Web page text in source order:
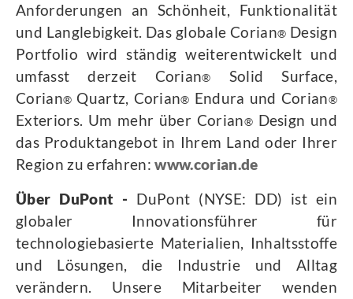
Anforderungen an Schönheit, Funktionalität
und Langlebigkeit. Das globale Corian® Design
Portfolio wird ständig weiterentwickelt und
umfasst derzeit Corian®
Solid Surface,
Corian® Quartz, Corian® Endura und Corian®
Exteriors. Um mehr über Corian®Design und
das Produktangebot in Ihrem Land oder Ihrer
Region zu erfahren:www.corian.de
Über DuPont - DuPont (NYSE: DD) ist ein
globaler Innovationsführer für
technologiebasierte Materialien, Inhaltsstoffe
und Lösungen, die Industrie und Alltag
verändern. Unsere Mitarbeiter wenden